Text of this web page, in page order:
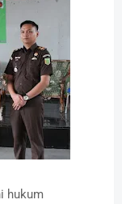
hukum